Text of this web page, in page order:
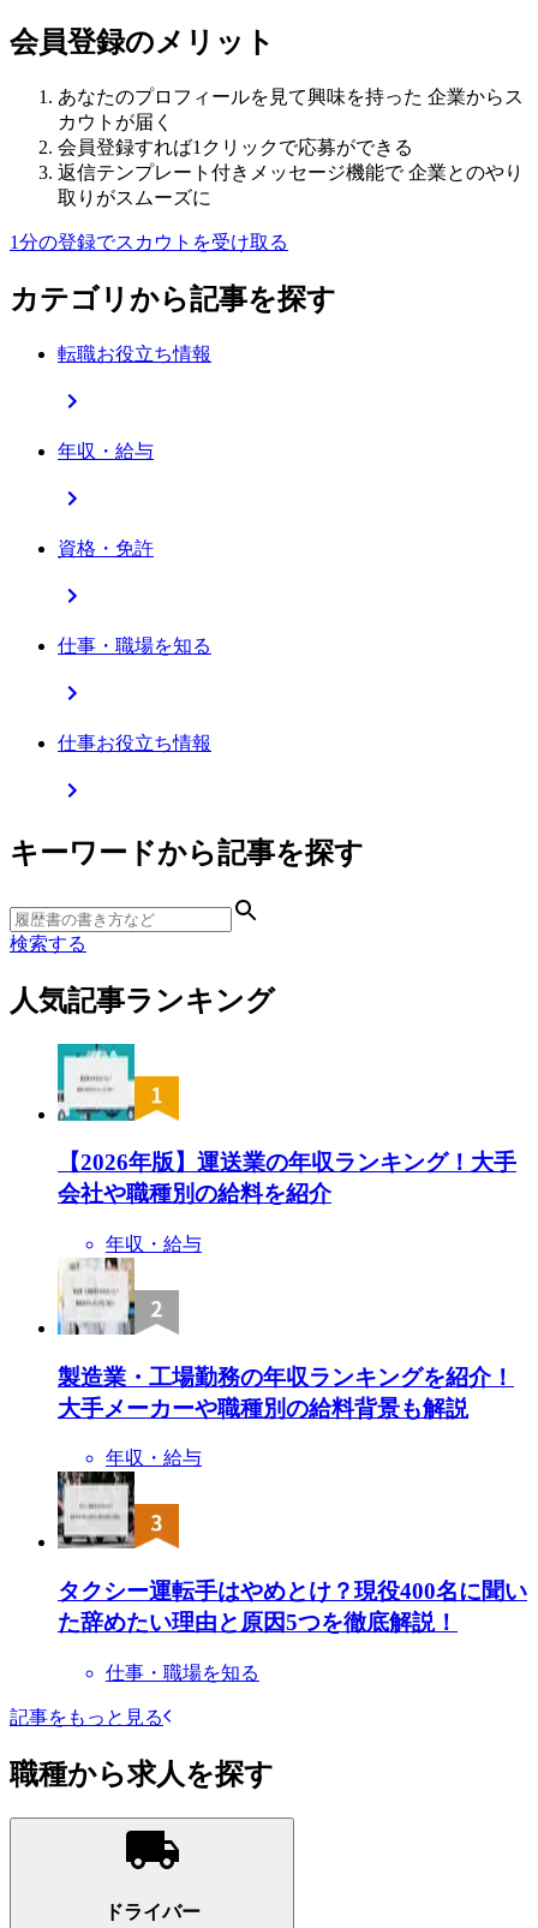
会員登録のメリット
あなたのプロフィールを見て興味を持った 企業からス
カウトが届く
会員登録すれば1クリックで応募ができる
返信テンプレート付きメッセージ機能で 企業とのやり
取りがスムーズに
1分の登録でスカウトを受け取る
カテゴリから記事を探す
転職お役立ち情報
年収・給与
資格・免許
仕事・職場を知る
仕事お役立ち情報
キーワードから記事を探す
検索する
人気記事ランキング
【2026年版】運送業の年収ランキング！大手
会社や職種別の給料を紹介
年収・給与
製造業・工場勤務の年収ランキングを紹介！
大手メーカーや職種別の給料背景も解説
年収・給与
タクシー運転手はやめとけ？現役400名に聞い
た辞めたい理由と原因5つを徹底解説！
仕事・職場を知る
記事をもっと見る
職種から求人を探す
ドライバー